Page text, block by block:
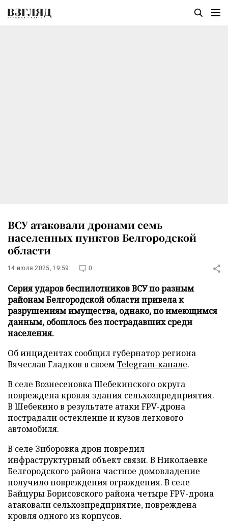
ВСУ атаковали дронами семь
населенных пунктов Белгородской
области
14 июля 2025, 19:59 0
Серия ударов беспилотников ВСУ по разным
районам Белгородской области привела к
разрушениям имущества, однако, по имеющимся
данным, обошлось без пострадавших среди
населения.
Об инцидентах сообщил губернатор региона
Вячеслав Гладков в своемTelegram-канале.
В селе Вознесеновка Шебекинского округа
повреждена кровля здания сельхозпредприятия.
В Шебекино в результате атаки FPV-дрона
пострадали остекление и кузов легкового
автомобиля.
В селе Зиборовка дрон повредил
инфраструктурный объект связи. В Николаевке
Белгородского района частное домовладение
получило повреждения ограждения. В селе
Байцуры Борисовского района четыре FPV-дрона
атаковали сельхозпредприятие, повреждена
кровля одного из корпусов.